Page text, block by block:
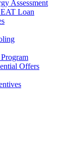
Assessment
Loan
Offers